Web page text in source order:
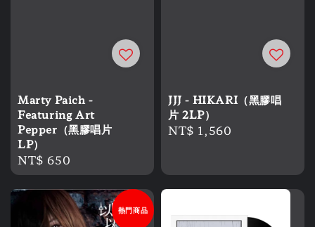
Marty Paich -
Featuring Art
Pepper（黑膠唱片
LP）
Regular
price
NT$ 650
JJJ - HIKARI（黑膠唱
片 2LP）
Regular
NT$ 1,560
熱門商品